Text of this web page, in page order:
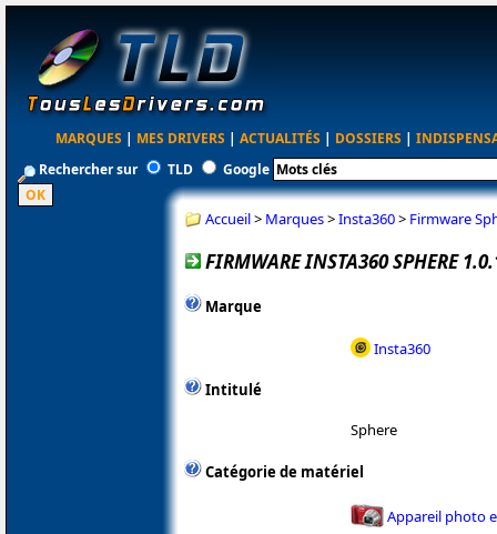
MARQUES | MES DRIVERS | ACTUALITÉS | DOSSIERS |
Rechercher sur
TLD Google
Accueil> Marques>Insta360> Firmware
FIRMWARE INSTA360 SPHERE
Marque
Insta360
Intitulé
Sphere
Catégorie de matériel
Appareil photo